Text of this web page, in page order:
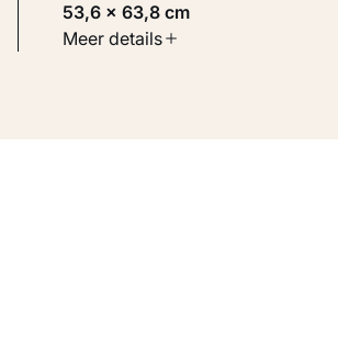
53,6 × 63,8 cm
Soort werk
Meer details